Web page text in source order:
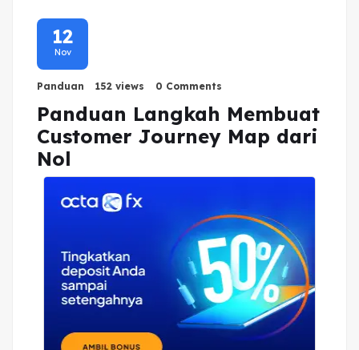
12
Nov
Panduan 152 views 0 Comments
Panduan Langkah Membuat
Customer Journey Map dari
Nol